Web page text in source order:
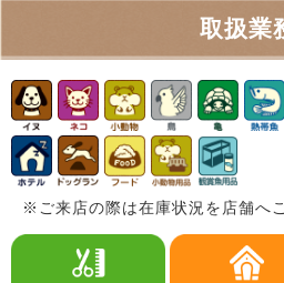
取扱業
※ご来店の際は在庫状況を店舗へ